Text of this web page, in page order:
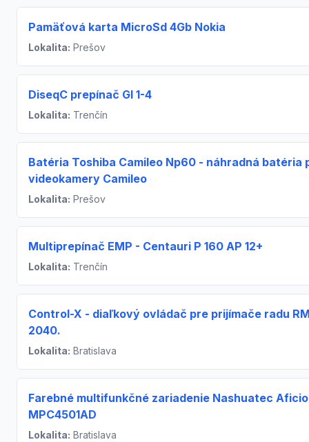
Pamäťová karta MicroSd 4Gb Nokia
Lokalita: Prešov
DiseqC prepínač GI 1-4
Lokalita: Trenčín
Batéria Toshiba Camileo Np60 - náhradná batéria
videokamery Camileo
Lokalita: Prešov
Multiprepínač EMP - Centauri P 160 AP 12+
Lokalita: Trenčín
Control-X - diaľkový ovládač pre prijímače radu
2040.
Lokalita: Bratislava
Farebné multifunkčné zariadenie Nashuatec Aficio
MPC4501AD
Lokalita: Bratislava